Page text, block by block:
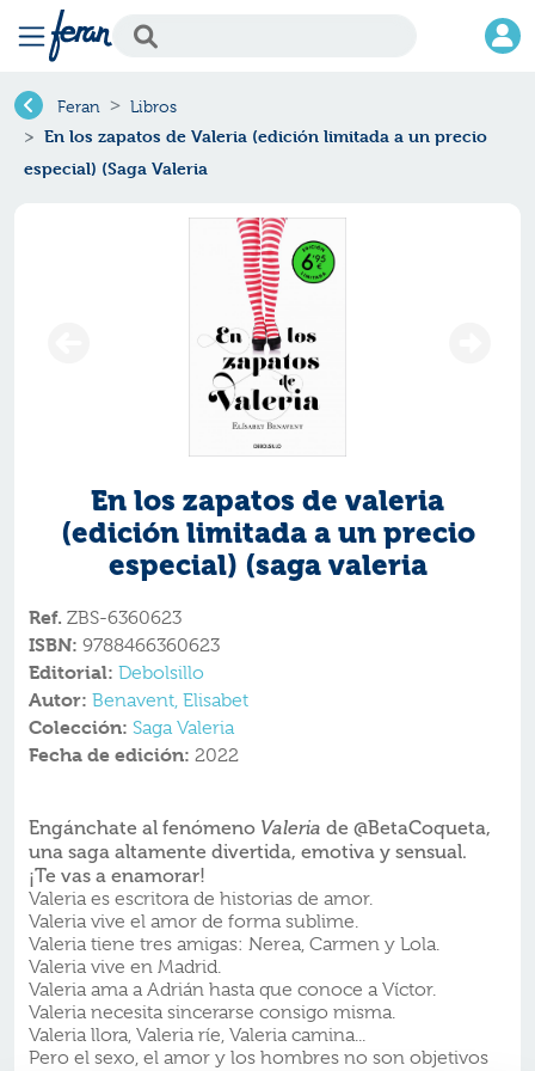
Feran Libros
En los zapatos de Valeria (edición limitada a un precio
especial) (Saga Valeria
En los zapatos de valeria
(edición limitada a un precio
especial) (saga valeria
Ref. ZBS-6360623
ISBN: 9788466360623
Editorial: Debolsillo
Autor: Benavent, Elisabet
Colección: Saga Valeria
Fecha de edición: 2022
Engánchate al fenómeno Valeria de @BetaCoqueta,
una saga altamente divertida, emotiva y sensual.
¡Te vas a enamorar!
Valeria es escritora de historias de amor.
Valeria vive el amor de forma sublime.
Valeria tiene tres amigas: Nerea, Carmen y Lola.
Valeria vive en Madrid.
Valeria ama a Adrián hasta que conoce a Víctor.
Valeria necesita sincerarse consigo misma.
Valeria llora, Valeria ríe, Valeria camina...
Pero el sexo, el amor y los hombres no son objetivos